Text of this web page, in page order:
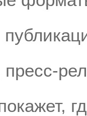
пресс-